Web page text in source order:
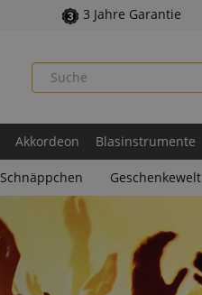
3 Jahre Garantie
Akkordeon Blasinstrumente
Schnäppchen Geschenkewelt